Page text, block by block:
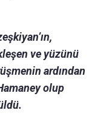
ve yüzünü
ardından
olup